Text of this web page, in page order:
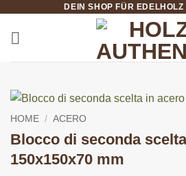
contenuti
DEIN SHOP FÜR
HOME / ACERO
Blocco di seconda
150x150x70 mm